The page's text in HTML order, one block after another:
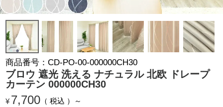
商品番号 CD-PO-00-000000CH30
ブロウ 遮光 洗える ナチュラル 北欧 ドレープ
カーテン 000000CH30
¥ 7,700 税込